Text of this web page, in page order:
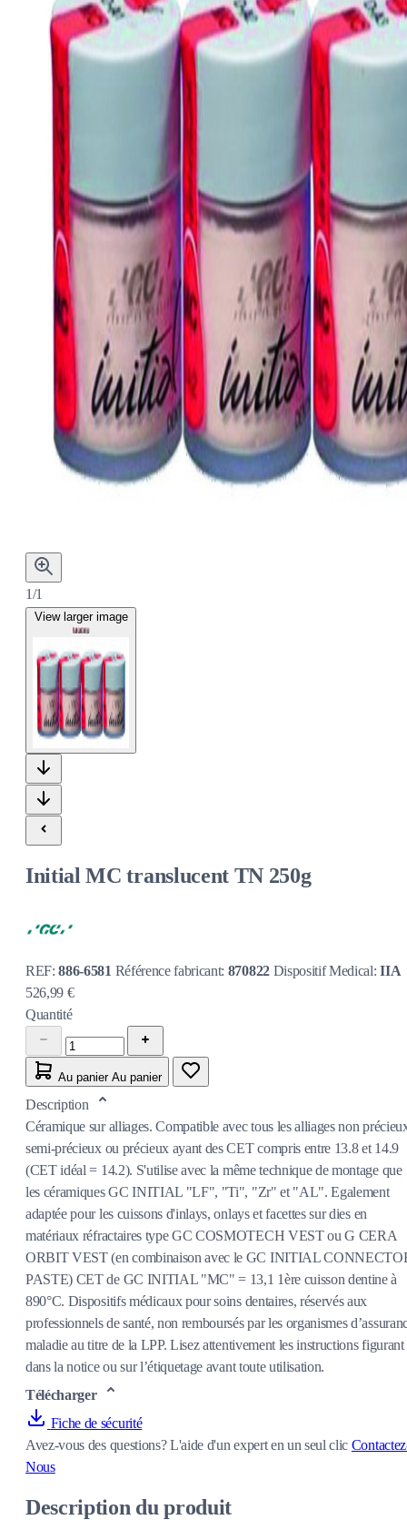
1/1
View larger image
Initial MC translucent TN 250g
REF:886-6581 Référence fabricant: 870822 Dispositif Medical:IIA
526,99 €
Quantité
Au panier Au panier
Description
Céramique sur alliages. Compatible avec tous les alliages non
semi-précieux ou précieux ayant des CET compris entre 13.8 et 14.9
(CET idéal = 14.2). S'utilise avec la même technique de montage que
les céramiques GC INITIAL "LF", "Ti", "Zr" et "AL". Egalement
adaptée pour les cuissons d'inlays, onlays et facettes sur dies en
matériaux réfractaires type GC COSMOTECH VEST ou G CERA
ORBIT VEST (en combinaison avec le GC INITIAL
PASTE) CET de GC INITIAL "MC" = 13,1 1ère cuisson dentine à
890°C. Dispositifs médicaux pour soins dentaires, réservés aux
professionnels de santé, non remboursés par les organismes
maladie au titre de la LPP. Lisez attentivement les instructions figurant
dans la notice ou sur l’étiquetage avant toute utilisation.
Télécharger
Fiche de sécurité
Avez-vous des questions?L'aide d'un expert en un seul clic
Nous
Description du produit